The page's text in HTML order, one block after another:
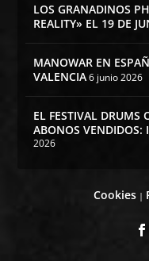
LOS GRANADINOS
REALITY» EL 19 DE
MANOWAR EN
VALENCIA 6 junio 2026
EL FESTIVAL DRUMS
ABONOS VENDIDOS:
2026
Cookies|